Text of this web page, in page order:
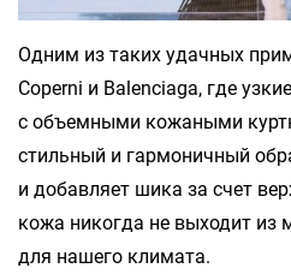
Одним из таких удачных
Coperni и Balenciaga, где
с объемными кожаными
стильный и гармоничный
и добавляет шика за счет
кожа никогда не выходит из
для нашего климата.